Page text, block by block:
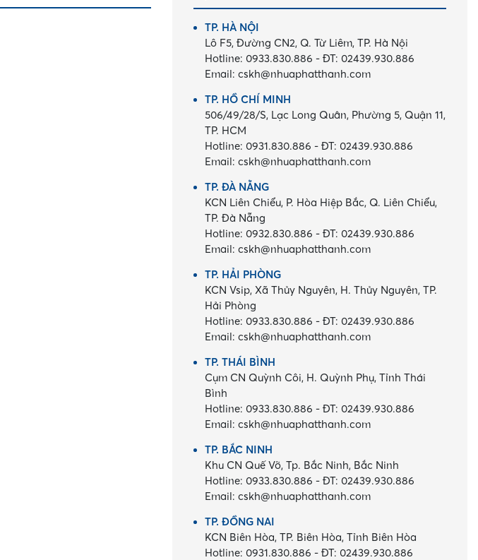
TP. HÀ NỘI
Lô F5, Đường CN2, Q. Từ Liêm, TP. Hà Nội
Hotline: 0933.830.886 -ĐT: 02439.930.886
Email:cskh@nhuaphatthanh.com
TP. HỒ CHÍ MINH
506/49/28/S, Lạc Long Quân, Phường 5, Quận 11,
TP. HCM
Hotline: 0931.830.886 -ĐT: 02439.930.886
Email:cskh@nhuaphatthanh.com
TP. ĐÀ NẴNG
KCN Liên Chiểu, P. Hòa Hiệp Bắc, Q. Liên Chiểu,
TP. Đà Nẵng
Hotline: 0932.830.886 -ĐT: 02439.930.886
Email:cskh@nhuaphatthanh.com
TP. HẢI PHÒNG
KCN Vsip, Xã Thủy Nguyên, H. Thủy Nguyên, TP.
Hải Phòng
Hotline: 0933.830.886 -ĐT: 02439.930.886
Email:cskh@nhuaphatthanh.com
TP. THÁI BÌNH
Cụm CN Quỳnh Côi, H. Quỳnh Phụ, Tỉnh Thái
Bình
Hotline: 0933.830.886 -ĐT: 02439.930.886
Email:cskh@nhuaphatthanh.com
TP. BẮC NINH
Khu CN Quế Võ, Tp. Bắc Ninh, Bắc Ninh
Hotline: 0933.830.886 -ĐT: 02439.930.886
Email:cskh@nhuaphatthanh.com
TP. ĐỒNG NAI
KCN Biên Hòa, TP. Biên Hòa, Tỉnh Biên Hòa
Hotline: 0931.830.886 -ĐT: 02439.930.886